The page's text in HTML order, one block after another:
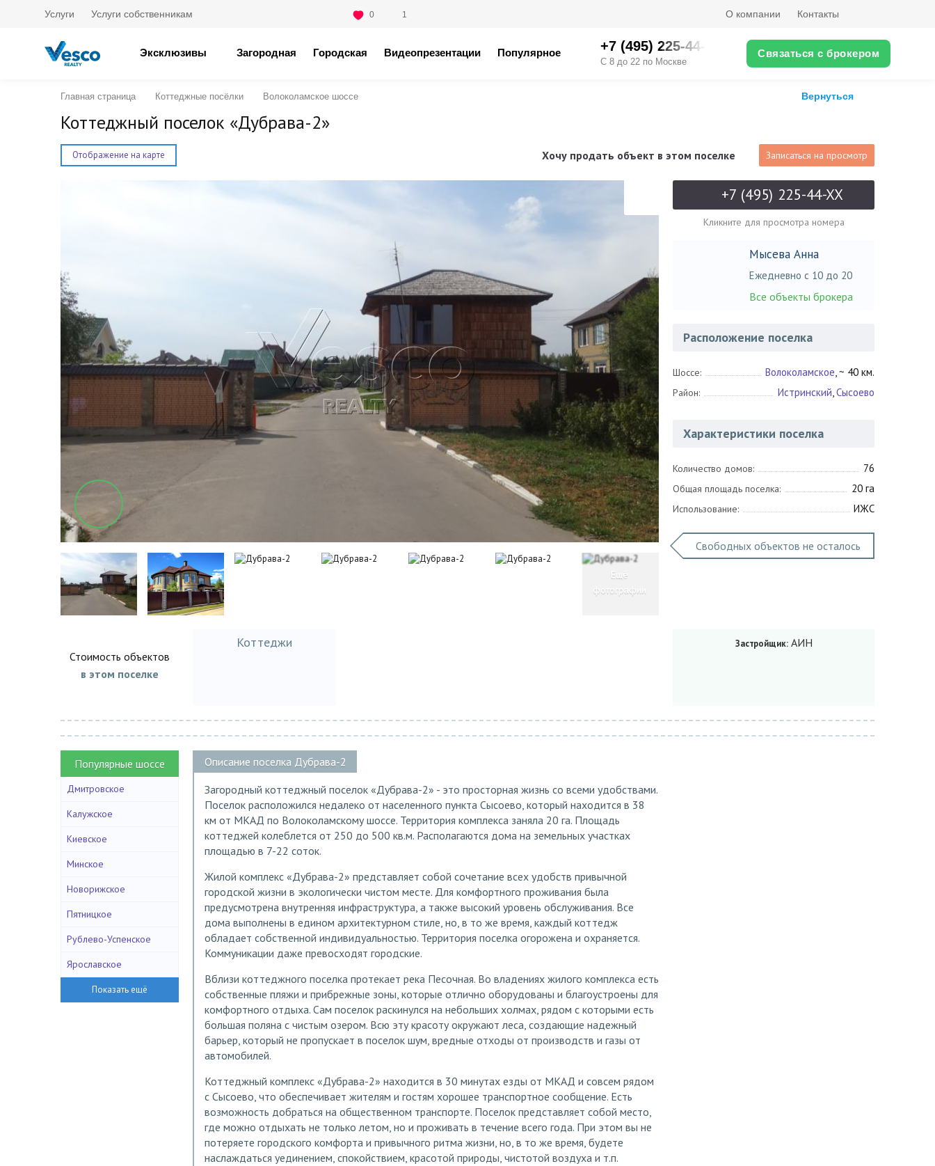
Услуги Услуги собственникам 0 1 О компании Контакты
Эксклюзивы Загородная Городская Видеопрезентации Популярное +7 (495) 225-44-XX
С 8 до 22 по Москве
Связаться с брокером
Главная страница Коттеджные посёлки Волоколамское шоссе Вернуться
Коттеджный поселок «Дубрава-2»
Отображение на карте Хочу продать объект в этом поселке Записаться на просмотр
+7 (495) 225-44-XX
Кликните для просмотра номера
Мысева Анна
Ежедневно с 10 до 20
Все объекты брокера
Расположение поселка
Шоссе: Волоколамское, ~ 40 км.
Район: Истринский,Сысоево
Характеристики поселка
Количество домов: 76
Общая площадь поселка: 20 га
Использование: ИЖС
Свободных объектов не осталось
Стоимость объектов
в этом поселке
Коттеджи Застройщик:АИН
Популярные шоссе
Дмитровское
Калужское
Киевское
Минское
Новорижское
Пятницкое
Рублево-Успенское
Ярославское
Описание поселка Дубрава-2
Загородный коттеджный поселок «Дубрава-2» - это просторная жизнь со всеми удобствами.
Поселок расположился недалеко от населенного пункта Сысоево, который находится в 38
км от МКАД по Волоколамскому шоссе. Территория комплекса заняла 20 га. Площадь
коттеджей колеблется от 250 до 500 кв.м. Располагаются дома на земельных участках
площадью в 7-22 соток.
Жилой комплекс «Дубрава-2» представляет собой сочетание всех удобств привычной
городской жизни в экологически чистом месте. Для комфортного проживания была
предусмотрена внутренняя инфраструктура, а также высокий уровень обслуживания. Все
дома выполнены в едином архитектурном стиле, но, в то же время, каждый коттедж
обладает собственной индивидуальностью. Территория поселка огорожена и охраняется.
Коммуникации даже превосходят городские.
Вблизи коттеджного поселка протекает река Песочная. Во владениях жилого комплекса есть
собственные пляжи и прибрежные зоны, которые отлично оборудованы и благоустроены для
комфортного отдыха. Сам поселок раскинулся на небольших холмах, рядом с которыми есть
большая поляна с чистым озером. Всю эту красоту окружают леса, создающие надежный
барьер, который не пропускает в поселок шум, вредные отходы от производств и газы от
автомобилей.
Коттеджный комплекс «Дубрава-2» находится в 30 минутах езды от МКАД и совсем рядом
с Сысоево, что обеспечивает жителям и гостям хорошее транспортное сообщение. Есть
возможность добраться на общественном транспорте. Поселок представляет собой место,
где можно отдыхать не только летом, но и проживать в течение всего года. При этом вы не
потеряете городского комфорта и привычного ритма жизни, но, в то же время, будете
наслаждаться уединением, спокойствием, красотой природы, чистотой воздуха и т.п.